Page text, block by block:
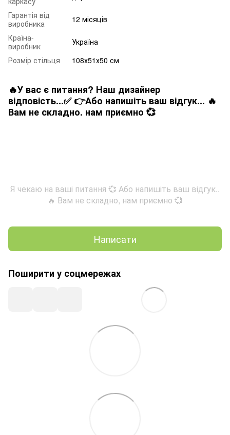
Гарантія від
виробника
12 місяців
Країна-
виробник
Україна
Розмір стільця
108х51х50 см
🔥У вас є питання? Наш дизайнер
відповість...✅ 👉Або напишіть ваш відгук... 🔥
Вам не складно. нам приємно 💞
Я чекаю на ваші питання 💞 Або напишіть ваш відгук..
🔥 Вам не складно, нам приємно 💞
Написати
Поширити у соцмережах